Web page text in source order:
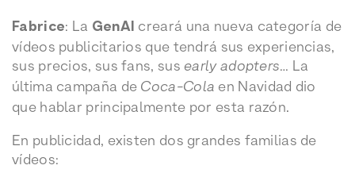
Fabrice: La GenAI creará una nueva categoría de
vídeos publicitarios que tendrá sus experiencias,
sus precios, sus fans, sus early adopters… La
última campaña de Coca-Cola en Navidad dio
que hablar principalmente por esta razón.
En publicidad, existen dos grandes familias de
vídeos: